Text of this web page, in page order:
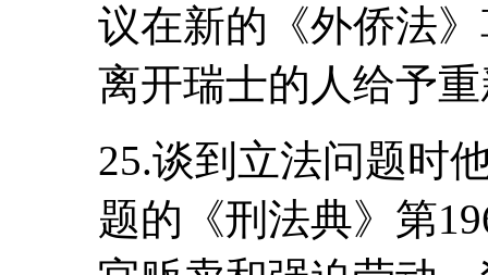
议在新的《外侨法
离开瑞士的人给予
25.谈到立法问题时
题的《刑法典》第